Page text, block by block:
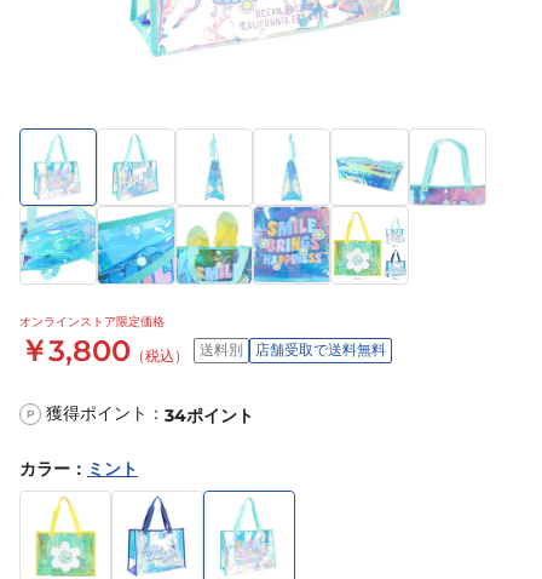
オンラインストア限定価格
￥3,800 （税込） 送料別 店舗受取で送料無料
P 獲得ポイント： 34ポイント
カラー ： ミント